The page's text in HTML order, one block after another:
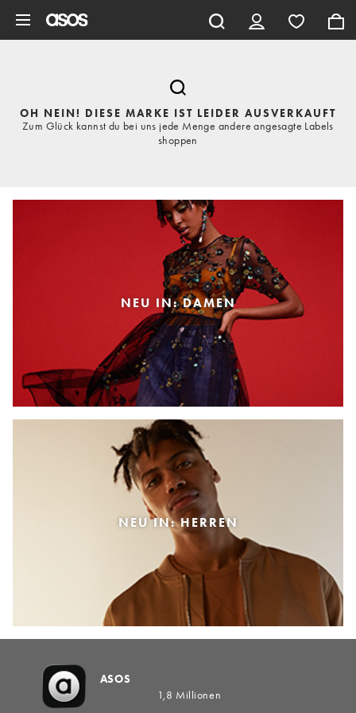
OH NEIN! DIESE MARKE IST LEIDER AUSVERKAUFT
Zum Glück kannst du bei uns jede Menge andere angesagte Labels
shoppen
NEU IN: DAMEN
NEU IN: HERREN
ASOS
1,8 Millionen